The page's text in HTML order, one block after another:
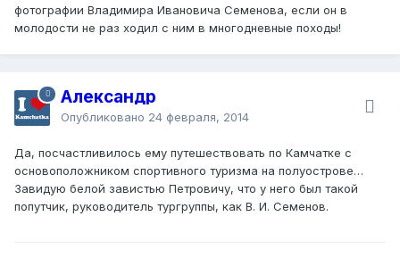
фотографии Владимира Ивановича Семенова, если он в
молодости не раз ходил с ним в многодневные походы!
Александр
Опубликовано 24 февраля, 2014
Да, посчастливилось ему путешествовать по Камчатке с
основоположником спортивного туризма на полуострове…
Завидую белой завистью Петровичу, что у него был такой
попутчик, руководитель тургруппы, как В. И. Семенов.